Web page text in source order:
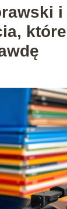
które
prawdę
i
które